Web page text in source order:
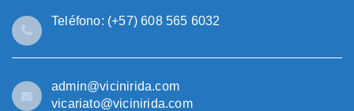
Teléfono: (+57) 608 565 6032
admin@vicinirida.com
vicariato@vicinirida.com